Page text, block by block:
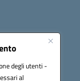
degli utenti -
al